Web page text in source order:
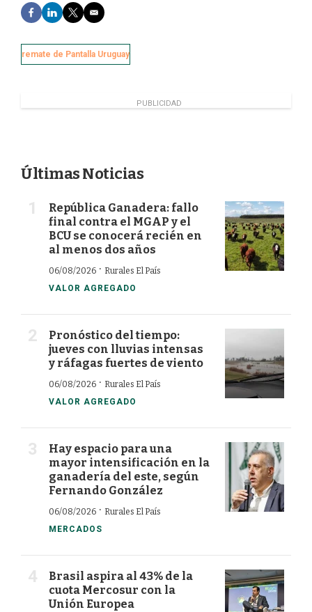
F
a
e
b
k
L
i
k
e
n
T
w
t
t
E
m
i
l
remate de Pantalla Uruguay
PUBLICIDAD
Últimas Noticias
República Ganadera: fallo
final contra el MGAP y el
BCU se conocerá recién en
al menos dos años
06/08/2026 · Rurales El País
VALOR AGREGADO
Pronóstico del tiempo:
jueves con lluvias intensas
y ráfagas fuertes de viento
06/08/2026 · Rurales El País
VALOR AGREGADO
Hay espacio para una
mayor intensificación en la
ganadería del este, según
Fernando González
06/08/2026 · Rurales El País
MERCADOS
Brasil aspira al 43% de la
cuota Mercosur con la
Unión Europea